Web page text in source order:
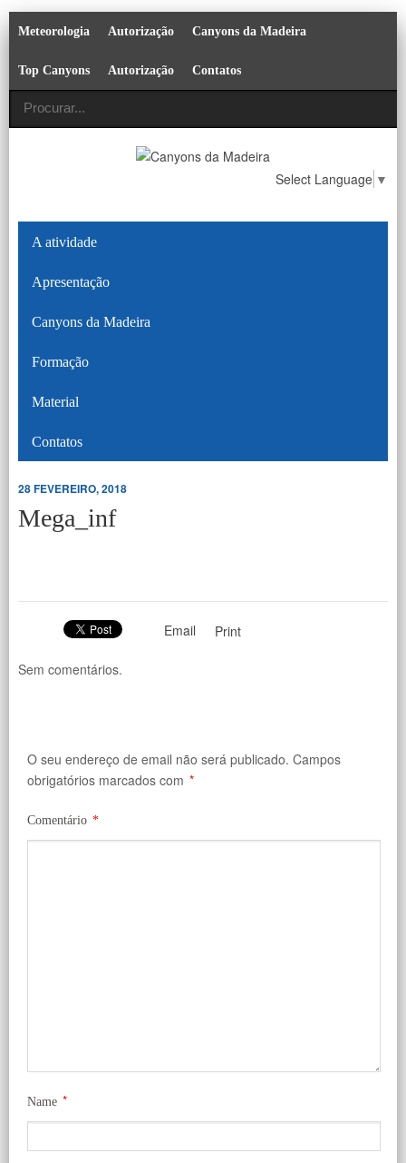
Meteorologia Autorização Canyons da Madeira
Top Canyons Autorização Contatos
Select Language ▼
A atividade
Apresentação
Canyons da Madeira
Formação
Material
Contatos
28 FEVEREIRO, 2018
Mega_inf
Email Print
Sem comentários.
O seu endereço de email não será publicado. Campos
obrigatórios marcados com *
Comentário *
Name *